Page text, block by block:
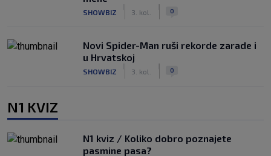
SHOWBIZ 3. kol. 0
Novi Spider-Man ruši rekorde zarade i
u Hrvatskoj
SHOWBIZ 3. kol. 0
N1 KVIZ
N1 kviz / Koliko dobro poznajete
pasmine pasa?